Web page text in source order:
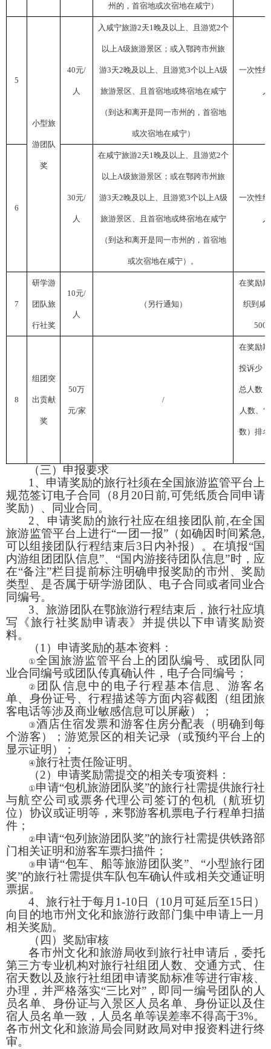
州的，首宿地或次宿地在咸宁）
5
小型旅
游团队
奖
40元/
人
入咸宁旅游2天1晚及以上、且游览2个
以上A级旅游景区；或入鄂跨市州旅
游3天2晚及以上、且游览3个以上A级
旅游景区、且首宿地或终宿地在咸宁
（到达和离开是同一市州的，首宿地
或次宿地在咸宁）
一次性
6
30元/
人
在咸宁旅游2天1晚及以上、且游览2个
以上A级旅游景区；或在鄂跨市州旅
游3天2晚及以上、且游览3个以上A级
旅游景区、且首宿地或终宿地在咸宁
（到达和离开是同一市州的，首宿地
或次宿地在咸宁）。
一次性
7
研学游
团队旅
行社奖
10元/
人
（另行通知）
在奖励
织到咸
5000
8
组团突
出贡献
奖
50万
元/家
/
在奖励
投诉少
总人数
人数、“
数）排
（三）申报要求
1 、申请奖励的旅行社须在全国旅游监管平台上
规范签订电子合同（8 月 20 日前,可凭纸质合同申请
奖励）、同业合同。
2、申请奖励的旅行社应在组接团队前,在全国
旅游监管平台上进行“一团一报”（如确因时间紧急,
可以组接团队行程结束后3 日内补报）。在填报“国
内游组团团队信息”、“国内游接待团队信息”时，应
在“备注”栏目提前标注明确申报奖励的市州、奖励
类型、是否属于研学游团队、电子合同或者同业合
同编号。
3、旅游团队在鄂旅游行程结束后，旅行社应填
写《旅行社奖励申请表》并提供以下申请奖励资
料。
（1 ）申请奖励的基本资料：
①全国旅游监管平台上的团队编号、或团队同
业合同编号或团队传真确认件，电子合同编号；
② 团队信息中的电子行程基本信息、游客名
单、身份证号、行程描述等方面内容截图（组团旅
客电话等涉及商业敏感信息可以屏蔽）；
③酒店住宿发票和游客住房分配表（明确到每
个游客）；游览景区的相关记录（或预约平台上的
显示证明）；
④旅行社责任险证明。
（2）申请奖励需提交的相关专项资料：
①申请“包机旅游团队奖”的旅行社需提供旅行社
与航空公司或票务代理公司签订的包机（航班切
位）协议或证明等，来鄂游客机票电子行程单扫描
件；
②申请“包列旅游团队奖”的旅行社需提供铁路部
门相关证明和游客车票扫描件；
③ 申请“包车、船等旅游团队奖”、“小型旅行团
奖”的旅行社需提供车队包车确认件或相关交通证明
票据。
4、旅行社于每月 1-10 日（10 月可延后至15 日）
向目的地市州文化和旅游行政部门集中申请上一月
相关奖励。
（四）奖励审核
各市州文化和旅游局收到旅行社申请后，委托
第三方专业机构对旅行社组团人数、交通方式、住
宿天数以及旅行社组团申请奖励标准等进行审核、
办理，并严格落实“三比对”，即同一编号团队的人
员名单、身份证与入景区人员名单、身份证以及住
宿人员名单一致，人员名单等误差率不得高于3%。
各市州文化和旅游局会同财政局对申报资料进行终
审。